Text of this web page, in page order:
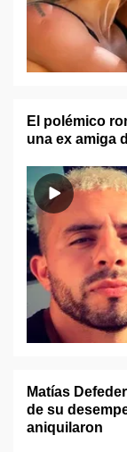
El polémico
una ex amiga
Matías
de su
aniquilaron